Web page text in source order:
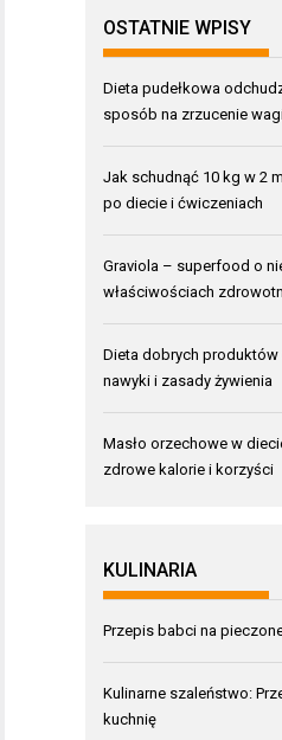
OSTATNIE WPISY
Dieta pudełkowa
sposób na zrzucenie
Jak schudnąć 10 kg w 2
po diecie i ćwiczeniach
Graviola – superfood o
właściwościach
Dieta dobrych produktów
nawyki i zasady żywienia
Masło orzechowe w
zdrowe kalorie i korzyści
KULINARIA
Przepis babci na
Kulinarne szaleństwo:
kuchnię